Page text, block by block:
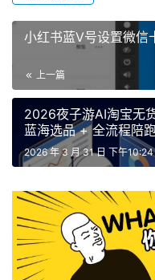
小红书蓝V号设置微信
上一篇
2026夜子游AI淘宝无
蓝海选品 + 全流程陪
2026 年 3 月 31 日 下午10:24